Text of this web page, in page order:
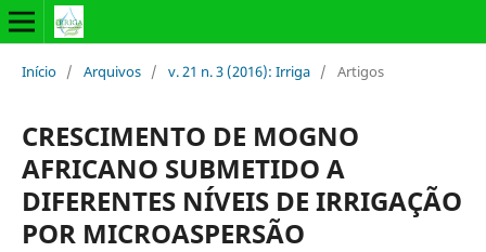
Início / Arquivos / v. 21 n. 3 (2016): Irriga / Artigos
CRESCIMENTO DE MOGNO
AFRICANO SUBMETIDO A
DIFERENTES NÍVEIS DE IRRIGAÇÃO
POR MICROASPERSÃO